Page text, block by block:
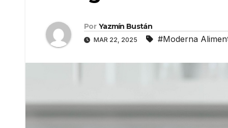
Por Yazmín Bustán
MAR 22, 2025 #Moderna